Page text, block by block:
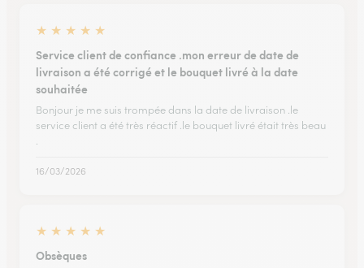
★ ★ ★ ★ ★
Service client de confiance .mon erreur de date de
livraison a été corrigé et le bouquet livré à la date
souhaitée
Bonjour je me suis trompée dans la date de livraison .le
service client a été très réactif .le bouquet livré était très beau
.
16/03/2026
★ ★ ★ ★ ★
Obsèques